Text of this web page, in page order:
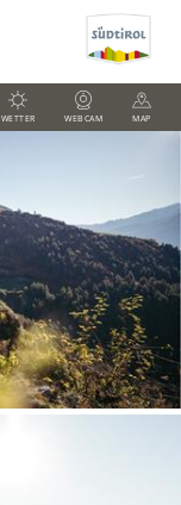
WETTER WEBCAM MAP